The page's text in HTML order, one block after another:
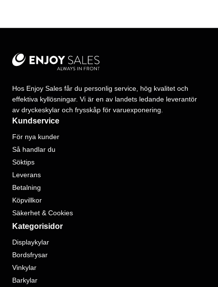
Hos Enjoy Sales får du personlig service, hög kvalitet och
effektiva kyllösningar. Vi är en av landets ledande leverantör
av dryckeskylar och frysskåp för varuexponering.
Kundservice
För nya kunder
Så handlar du
Söktips
Leverans
Betalning
Köpvillkor
Säkerhet & Cookies
Kategorisidor
Displaykylar
Bordsfrysar
Vinkylar
Barkylar